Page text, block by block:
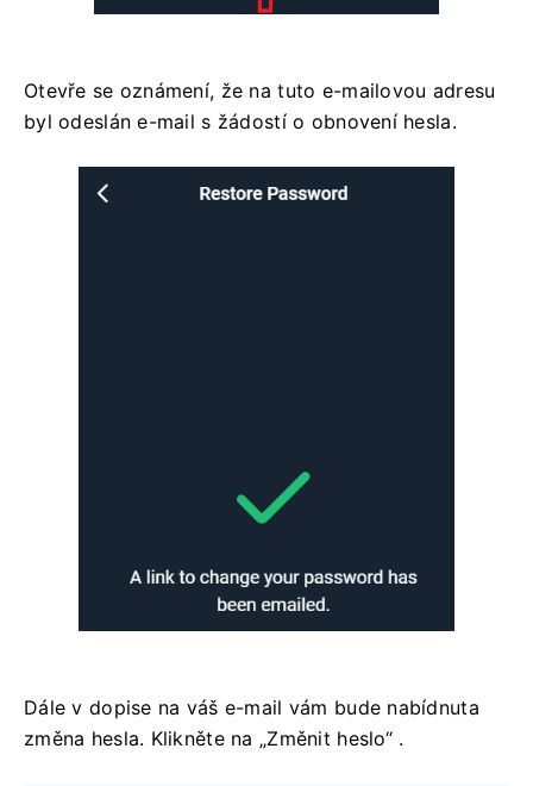
Otevře se oznámení, že na tuto e-mailovou adresu
byl odeslán e-mail s žádostí o obnovení hesla.
Dále v dopise na váš e-mail vám bude nabídnuta
změna hesla. Klikněte na „Změnit heslo“ .